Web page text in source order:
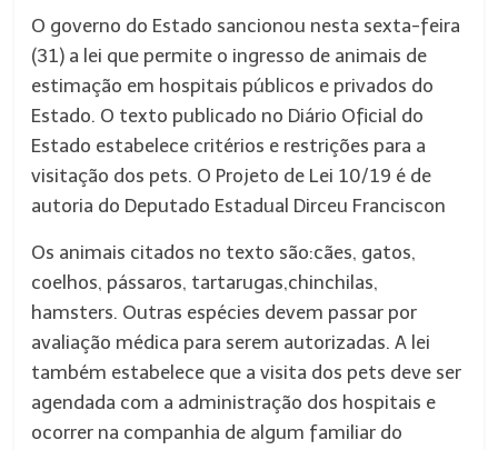
O governo do Estado sancionou nesta sexta-feira
(31) a lei que permite o ingresso de animais de
estimação em hospitais públicos e privados do
Estado. O texto publicado no Diário Oficial do
Estado estabelece critérios e restrições para a
visitação dos pets. O Projeto de Lei 10/19 é de
autoria do Deputado Estadual Dirceu Franciscon
Os animais citados no texto são:cães, gatos,
coelhos, pássaros, tartarugas,chinchilas,
hamsters. Outras espécies devem passar por
avaliação médica para serem autorizadas. A lei
também estabelece que a visita dos pets deve ser
agendada com a administração dos hospitais e
ocorrer na companhia de algum familiar do